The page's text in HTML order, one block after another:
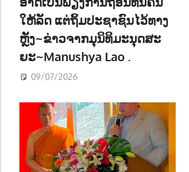
ໃຫ້ລັດ ແຕ່ຖິ້ມປະຊາຊົນໄວ້ທາງ
ຫຼັງ~ຂ່າວຈາກມຸນິທິມະນຸດສະ
ຍະ~Manushya Lao .
09/07/2026